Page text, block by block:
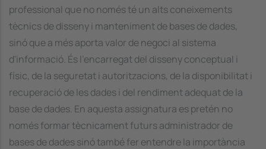
professional que no només té un alts coneixements
tècnics de disseny i manteniment de bases de dades,
sinó que a més aporta valor de negoci al sistema
d'informació. És l'encarregat del disseny conceptual i
físic, de la seguretat i autoritzacions, de la disponibilitat i
recuperació de les dades i del rendiment adequat de la
base de dades. En aquesta assignatura es pretén no
només formar tècnicament futurs administrador de
bases de dades sinó també fer entendre la importància